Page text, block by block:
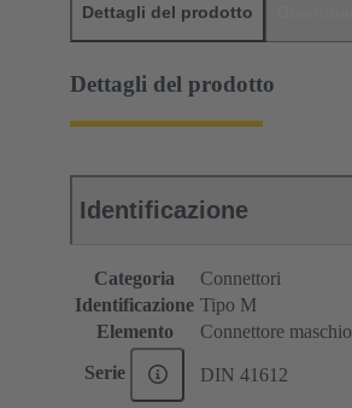
Dettagli del prodotto
Dettagli del prodotto
Identificazione
Categoria
Connettori
Identificazione Tipo M
Elemento
Connettore maschio
Serie DIN 41612